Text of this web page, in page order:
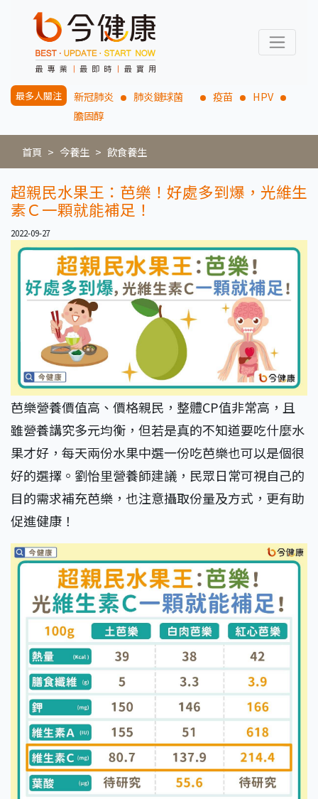
最多人關注 新冠肺炎 肺炎鏈球菌 疫苗
HPV
膽固醇
首頁 今養生 飲食養生
超親民水果王：芭樂！好處多到爆，光維生
素Ｃ一顆就能補足！
2022-09-27
芭樂營養價值高、價格親民，整體CP值非常高，且
雖營養講究多元均衡，但若是真的不知道要吃什麼水
果才好，每天兩份水果中選一份吃芭樂也可以是個很
好的選擇。劉怡里營養師建議，民眾日常可視自己的
目的需求補充芭樂，也注意攝取份量及方式，更有助
促進健康！